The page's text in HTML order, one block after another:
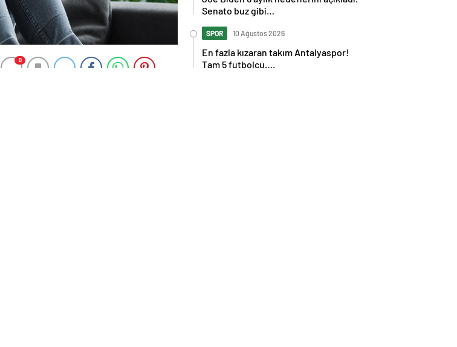
0
Senato buz gibi…
SPOR 10 Ağustos 2026
En fazla kızaran takım Antalyaspor!
Tam 5 futbolcu….